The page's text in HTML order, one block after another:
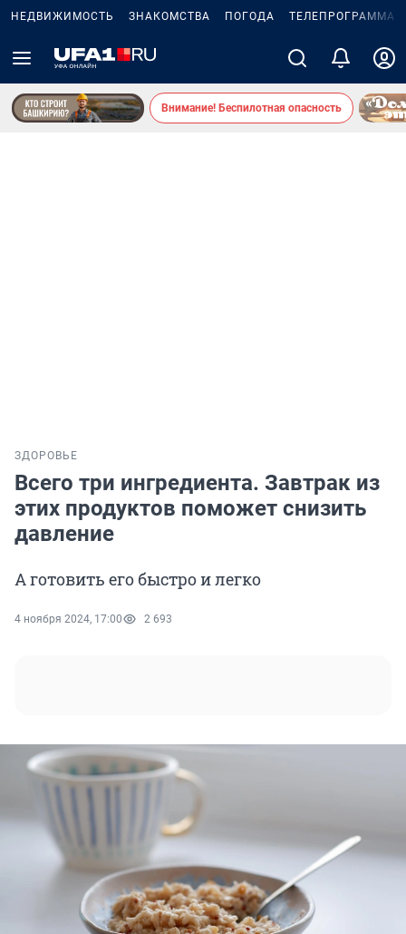
НЕДВИЖИМОСТЬ ЗНАКОМСТВА ПОГОДА ТЕЛЕПРОГРАММА
Внимание! Беспилотная опасность
ЗДОРОВЬЕ
Всего три ингредиента. Завтрак из
этих продуктов поможет снизить
давление
А готовить его быстро и легко
4 ноября 2024, 17:00 2 693